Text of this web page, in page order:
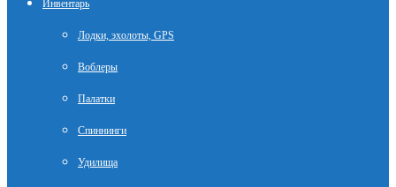
Инвентарь
Лодки, эхолоты, GPS
Воблеры
Палатки
Спиннинги
Удилища